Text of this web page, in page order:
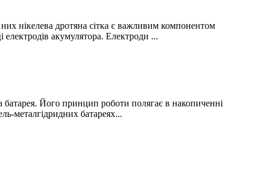
нікелева дротяна сітка є важливим компонентом
електродів акумулятора. Електроди ...
батарея. Його принцип роботи полягає в накопиченні
металгідридних батареях...